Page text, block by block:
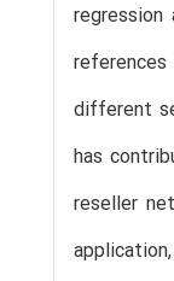
different
has
reseller